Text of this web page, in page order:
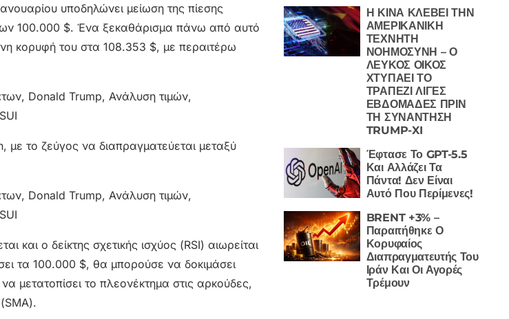
υποδηλώνει μείωση της πίεσης
100.000 $. Ένα ξεκαθάρισμα πάνω από αυτό
κορυφή του στα 108.353 $, με περαιτέρω
το ζεύγος να διαπραγματεύεται μεταξύ
ο δείκτης σχετικής ισχύος (RSI) αιωρείται
τα 100.000 $, θα μπορούσε να δοκιμάσει
το πλεονέκτημα στις αρκούδες,
Η ΚΙΝΑ ΚΛΕΒΕΙ ΤΗΝ
ΑΜΕΡΙΚΑΝΙΚΗ
ΤΕΧΝΗΤΗ
ΝΟΗΜΟΣΥΝΗ – Ο
ΛΕΥΚΟΣ ΟΙΚΟΣ
ΧΤΥΠΑΕΙ ΤΟ
ΤΡΑΠΕΖΙ ΛΙΓΕΣ
ΕΒΔΟΜΑΔΕΣ ΠΡΙΝ
ΤΗ ΣΥΝΑΝΤΗΣΗ
TRUMP-XI
Έφτασε Το GPT-5.5
Και Αλλάζει Τα
Πάντα! Δεν Είναι
Αυτό Που Περίμενες!
BRENT +3% –
Παραιτήθηκε Ο
Κορυφαίος
Διαπραγματευτής Του
Ιράν Και Οι Αγορές
Τρέμουν